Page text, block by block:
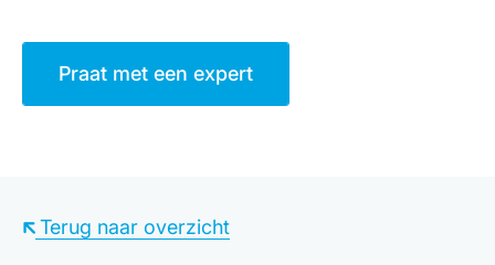
Praat met een expert
Terug naar overzicht